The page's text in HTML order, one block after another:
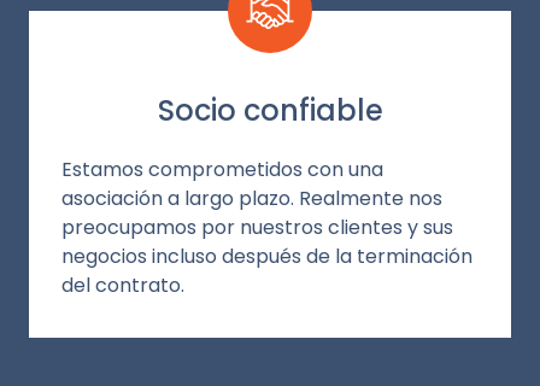
Socio confiable
Estamos comprometidos con una
asociación a largo plazo. Realmente nos
preocupamos por nuestros clientes y sus
negocios incluso después de la terminación
del contrato.